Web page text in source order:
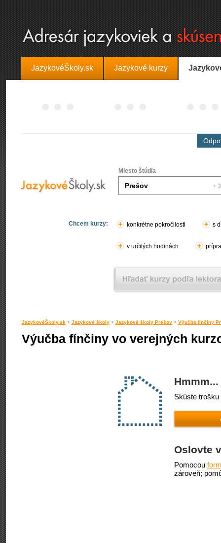
JazykovéŠkoly.sk Jazykové kurzy
Miesto štúdia
Chcem kurzy: konkrétne pokročilosti s
v určitých hodinách
JazykovéŠkoly.sk > Jazykové školy > Jazykové školy Prešov > Výučba fínčiny
Výučba fínčiny vo verejných
Skúste
Oslovte
Pomocou
zároveň;